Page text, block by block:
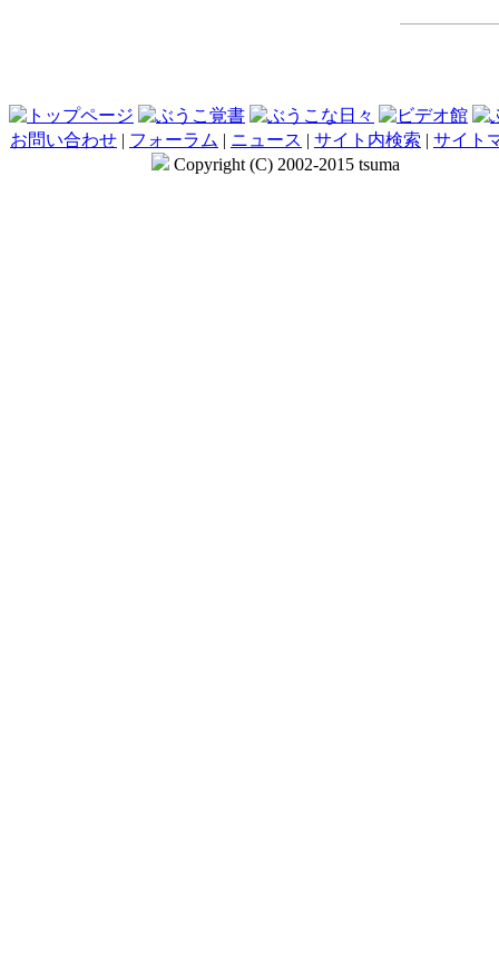
お問い合わせ | フォーラム | ニュース | サイト内検索 | サイト
Copyright (C) 2002-2015 tsuma